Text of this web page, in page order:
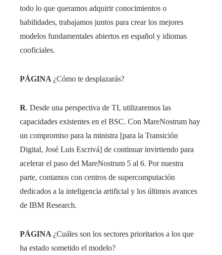
todo lo que queramos adquirir conocimientos o
habilidades, trabajamos juntos para crear los mejores
modelos fundamentales abiertos en español y idiomas
cooficiales.
PÁGINA ¿Cómo te desplazarás?
R. Desde una perspectiva de TI, utilizaremos las
capacidades existentes en el BSC. Con MareNostrum hay
un compromiso para la ministra [para la Transición
Digital, José Luis Escrivá] de continuar invirtiendo para
acelerar el paso del MareNostrum 5 al 6. Por nuestra
parte, contamos con centros de supercomputación
dedicados a la inteligencia artificial y los últimos avances
de IBM Research.
PÁGINA ¿Cuáles son los sectores prioritarios a los que
ha estado sometido el modelo?